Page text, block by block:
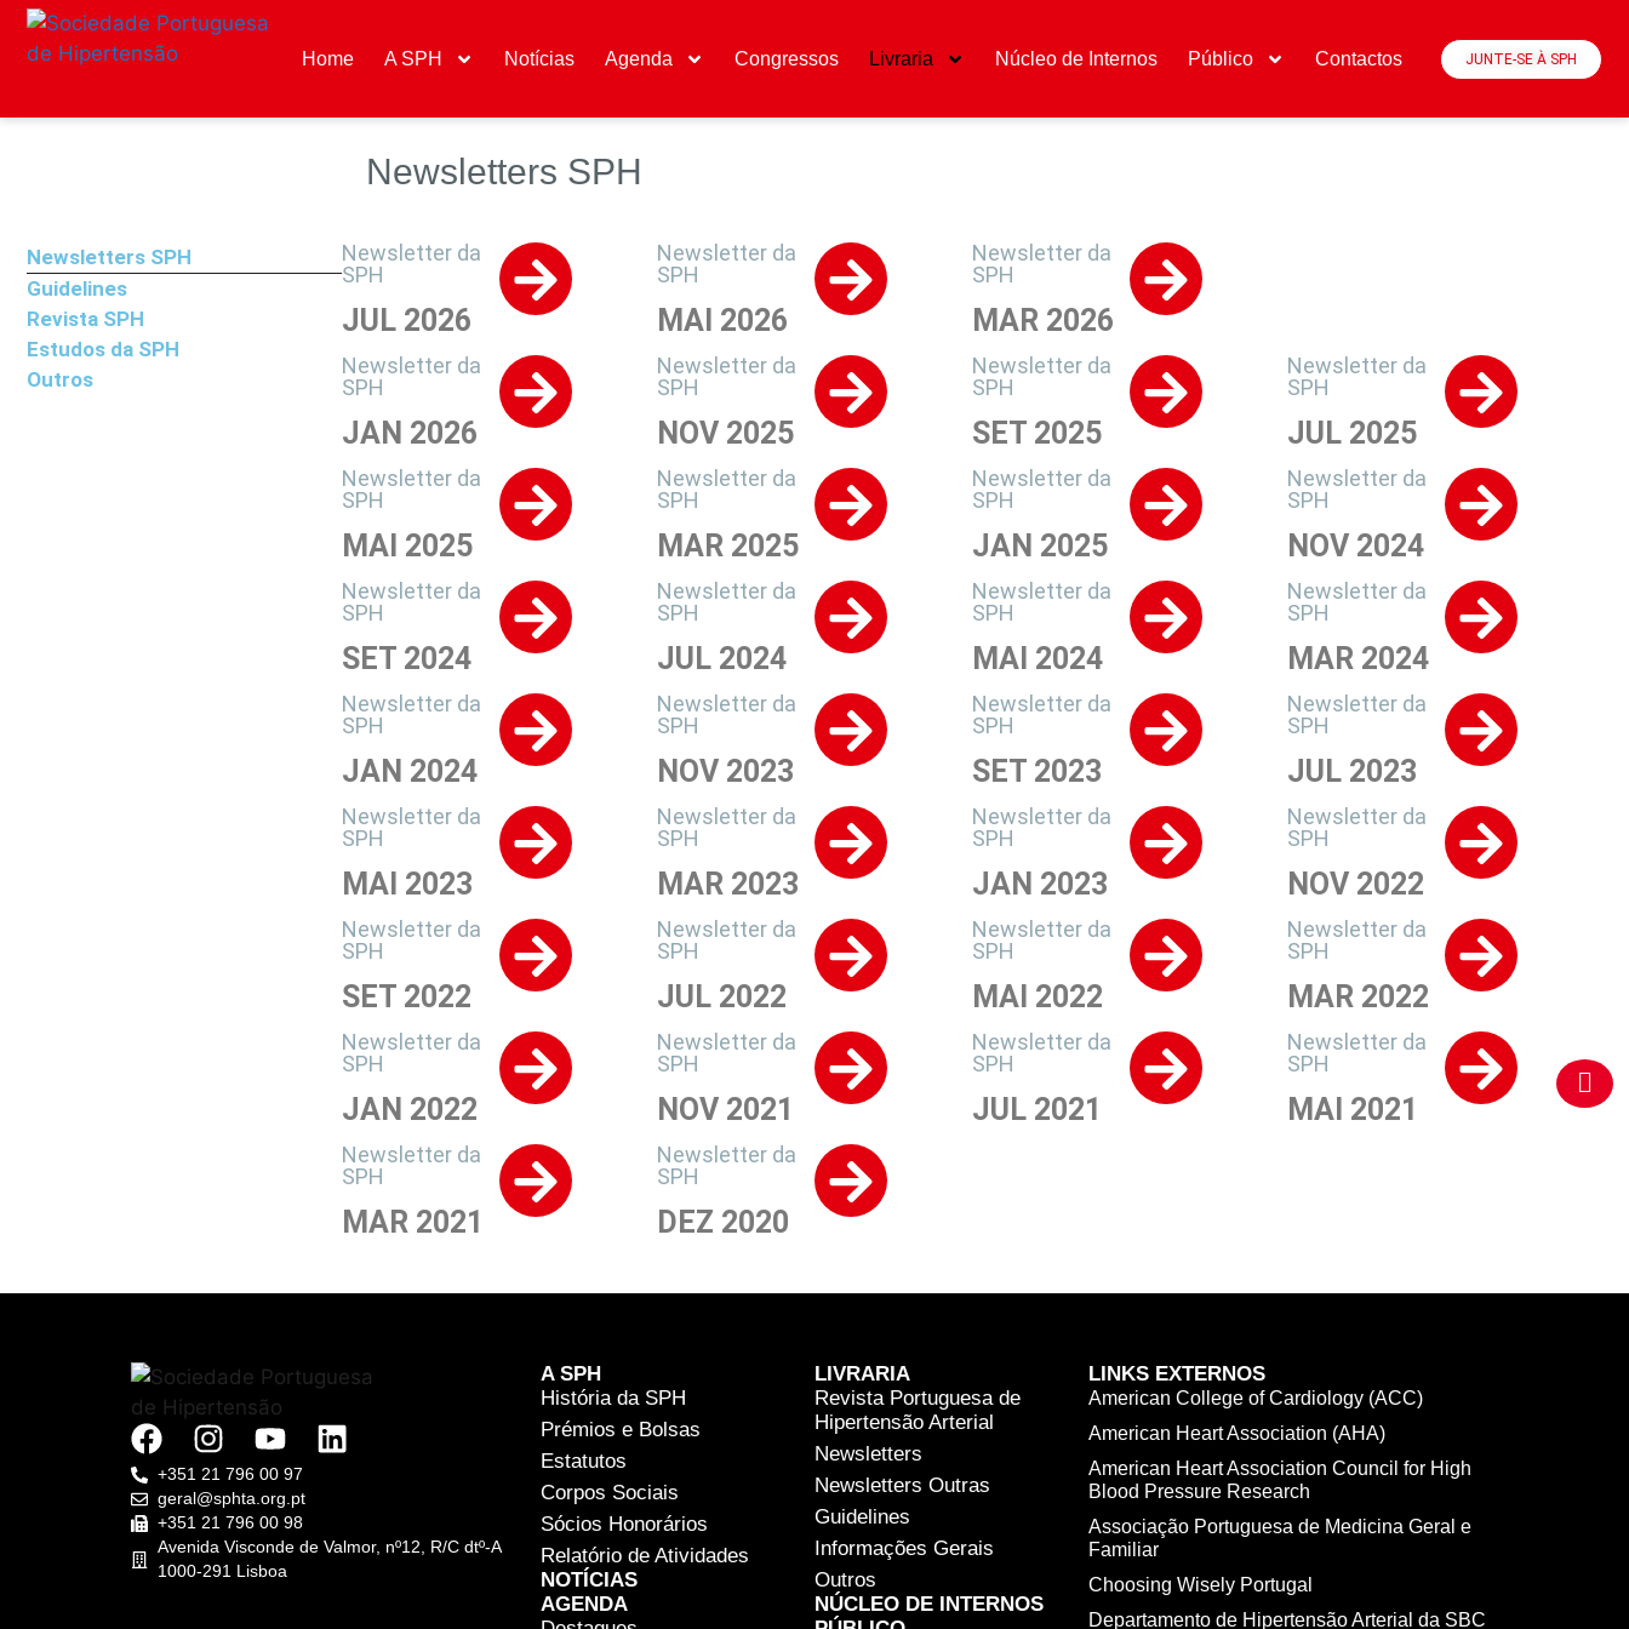
Home A SPH Notícias Agenda Congressos Livraria Núcleo de Internos Público Contactos JUNTE-SE À SPH
Newsletters SPH
Newsletters SPH
Guidelines
Revista SPH
Estudos da SPH
Outros
Newsletter da
SPH
JUL 2026
Newsletter da
SPH
MAI 2026
Newsletter da
SPH
MAR 2026
Newsletter da
SPH
JAN 2026
Newsletter da
SPH
NOV 2025
Newsletter da
SPH
SET 2025
Newsletter da
SPH
JUL 2025
Newsletter da
SPH
MAI 2025
Newsletter da
SPH
MAR 2025
Newsletter da
SPH
JAN 2025
Newsletter da
SPH
NOV 2024
Newsletter da
SPH
SET 2024
Newsletter da
SPH
JUL 2024
Newsletter da
SPH
MAI 2024
Newsletter da
SPH
MAR 2024
Newsletter da
SPH
JAN 2024
Newsletter da
SPH
NOV 2023
Newsletter da
SPH
SET 2023
Newsletter da
SPH
JUL 2023
Newsletter da
SPH
MAI 2023
Newsletter da
SPH
MAR 2023
Newsletter da
SPH
JAN 2023
Newsletter da
SPH
NOV 2022
Newsletter da
SPH
SET 2022
Newsletter da
SPH
JUL 2022
Newsletter da
SPH
MAI 2022
Newsletter da
SPH
MAR 2022
Newsletter da
SPH
JAN 2022
Newsletter da
SPH
NOV 2021
Newsletter da
SPH
JUL 2021
Newsletter da
SPH
MAI 2021
Newsletter da
SPH
MAR 2021
Newsletter da
SPH
DEZ 2020
+351 21 796 00 97
geral@sphta.org.pt
+351 21 796 00 98
Avenida Visconde de Valmor, nº12, R/C dtº-A
1000-291 Lisboa
A SPH
História da SPH
Prémios e Bolsas
Estatutos
Corpos Sociais
Sócios Honorários
Relatório de Atividades
NOTÍCIAS
AGENDA
LIVRARIA
Revista Portuguesa de
Hipertensão Arterial
Newsletters
Newsletters Outras
Guidelines
Informações Gerais
Outros
NÚCLEO DE INTERNOS
LINKS EXTERNOS
American College of Cardiology (ACC)
American Heart Association (AHA)
American Heart Association Council for High
Blood Pressure Research
Associação Portuguesa de Medicina Geral e
Familiar
Choosing Wisely Portugal
Departamento de Hipertensão Arterial da SBC